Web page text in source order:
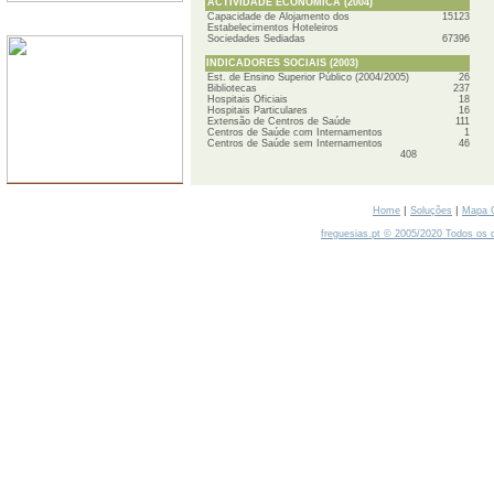
ACTIVIDADE ECONÓMICA (2004)
Capacidade de Alojamento dos
Estabelecimentos Hoteleiros
15123
Sociedades Sediadas
67396
INDICADORES SOCIAIS (2003)
Est. de Ensino Superior Público (2004/2005)
26
Bibliotecas
237
Hospitais Oficiais
18
Hospitais Particulares
16
Extensão de Centros de Saúde
111
Centros de Saúde com Internamentos
1
Centros de Saúde sem Internamentos
46
408
Home | Soluções | Mapa
freguesias.pt © 2005/2020 Todos os